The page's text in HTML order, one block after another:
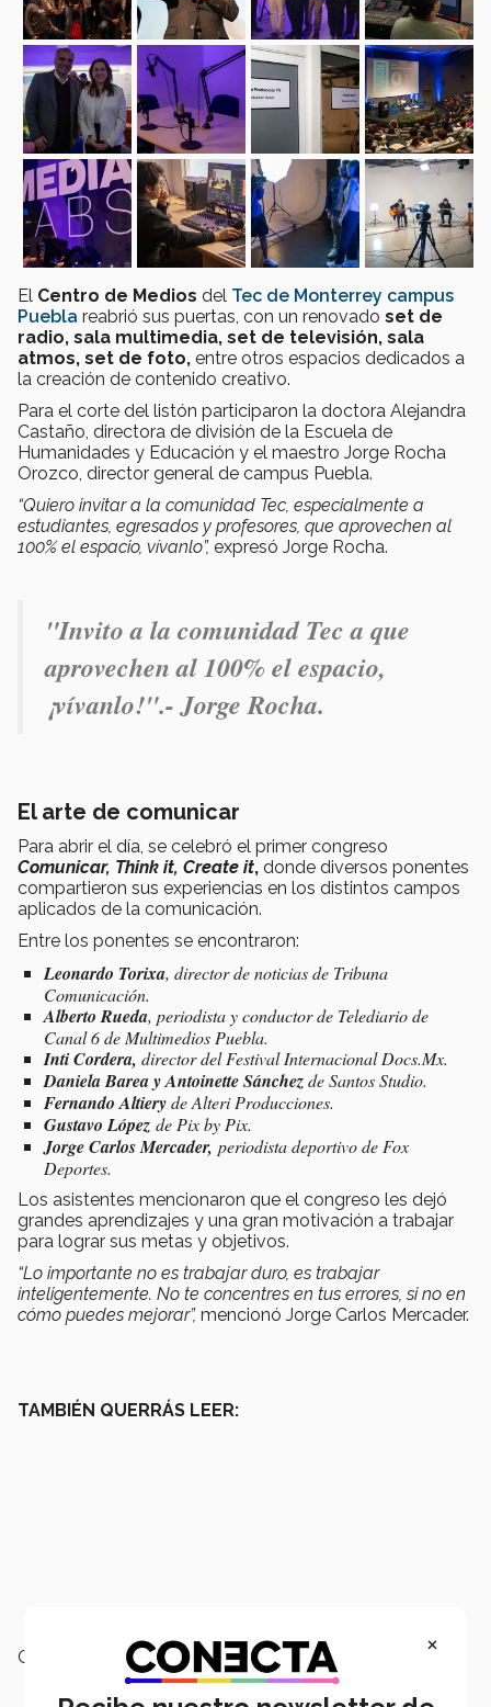
El Centro de Medios del Tec de Monterrey campus
Puebla reabrió sus puertas, con un renovado set de
radio, sala multimedia, set de televisión, sala
atmos, set de foto, entre otros espacios dedicados a
la creación de contenido creativo.
Para el corte del listón participaron la doctora Alejandra
Castaño, directora de división de la Escuela de
Humanidades y Educación y el maestro Jorge Rocha
Orozco, director general de campus Puebla.
“Quiero invitar a la comunidad Tec, especialmente a
estudiantes, egresados y profesores, que aprovechen al
100% el espacio, vívanlo”, expresó Jorge Rocha.
"Invito a la comunidad Tec a que
aprovechen al 100% el espacio,
¡vívanlo!".- Jorge Rocha.
El arte de comunicar
Para abrir el día, se celebró el primer congreso
Comunicar, Think it, Create it, donde diversos ponentes
compartieron sus experiencias en los distintos campos
aplicados de la comunicación.
Entre los ponentes se encontraron:
Leonardo Torixa, director de noticias de Tribuna
Comunicación.
Alberto Rueda, periodista y conductor de Telediario de
Canal 6 de Multimedios Puebla.
Inti Cordera, director del Festival Internacional Docs.Mx.
Daniela Barea y Antoinette Sánchezde Santos Studio.
Fernando Altieryde Alteri Producciones.
Gustavo López de Pix by Pix.
Jorge Carlos Mercader, periodista deportivo de Fox
Deportes.
Los asistentes mencionaron que el congreso les dejó
grandes aprendizajes y una gran motivación a trabajar
para lograr sus metas y objetivos.
“Lo importante no es trabajar duro, es trabajar
inteligentemente. No te concentres en tus errores, si no en
cómo puedes mejorar”, mencionó Jorge Carlos Mercader.
TAMBIÉN QUERRÁS LEER:
Campus: Puebla
×